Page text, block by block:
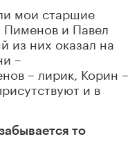
мои старшие
и Павел
из них оказал на
–
– лирик, Корин –
и в
то